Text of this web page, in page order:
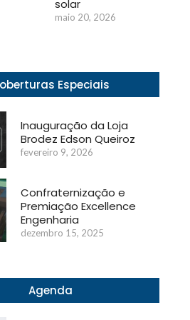
solar
maio 20, 2026
Especiais
Inauguração da Loja
Brodez Edson Queiroz
fevereiro 9, 2026
Confraternização e
Premiação Excellence
Engenharia
dezembro 15, 2025
Agenda